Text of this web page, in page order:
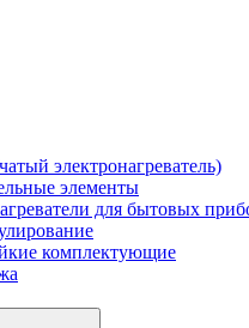
электронагреватель)
элементы
для бытовых
комплектующие